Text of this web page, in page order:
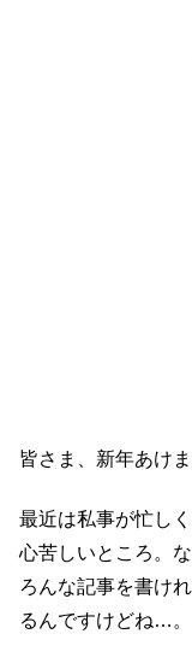
皆さま、新年あけ
最近は私事が忙し
心苦しいところ。
ろんな記事を書け
るんですけどね…。